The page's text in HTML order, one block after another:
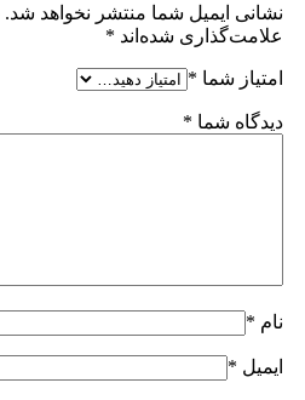
نشانی ایمیل شما منتشر نخواهد شد.
علامت‌گذاری شده‌اند *
امتیاز شما *
دیدگاه شما *
نام *
ایمیل *